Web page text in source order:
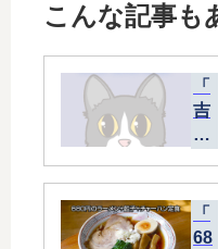
こんな記事も
「
吉
を
ぶ
方
角
「
68